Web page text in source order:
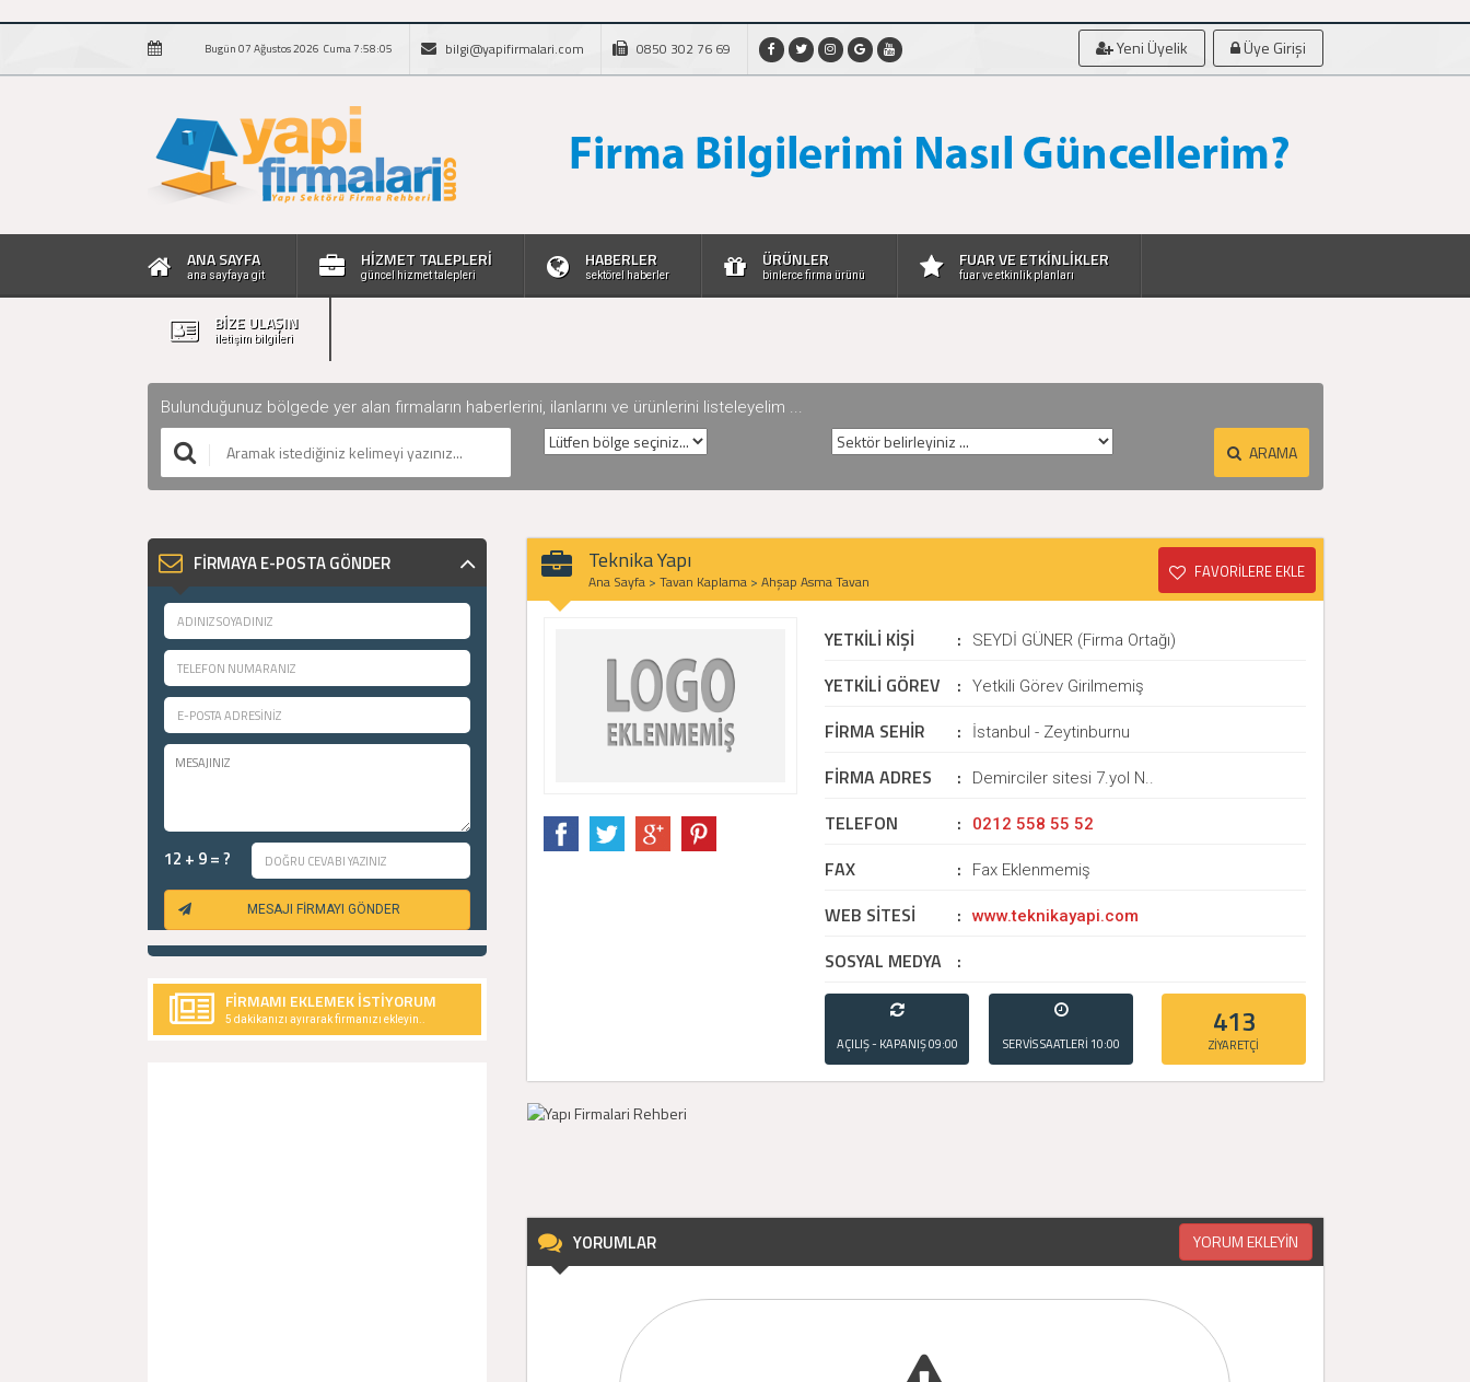
Bugün 07 Ağustos 2026 Cuma 7:58:06 bilgi@yapifirmalari.com 0850 302 76 69 Yeni Üyelik Üye Girişi
ANA SAYFA
ana sayfaya git
HİZMET TALEPLERİ
güncel hizmet talepleri
HABERLER
sektörel haberler
ÜRÜNLER
binlerce firma ürünü
FUAR VE ETKİNLİKLER
fuar ve etkinlik planları
BİZE ULAŞIN
iletişim bilgileri
Bulunduğunuz bölgede yer alan firmaların haberlerini, ilanlarını ve ürünlerini listeleyelim ...
ARAMA
FİRMAYA E-POSTA GÖNDER
12 + 9 = ?
MESAJI FİRMAYI GÖNDER
FİRMAMI EKLEMEK İSTİYORUM
5 dakikanızı ayırarak firmanızı ekleyin..
Teknika Yapı
Ana Sayfa > Tavan Kaplama> Ahşap Asma Tavan FAVORİLERE EKLE
YETKİLİ KİŞİ : SEYDİ GÜNER (Firma Ortağı)
YETKİLİ GÖREV : Yetkili Görev Girilmemiş
FİRMA SEHİR : İstanbul - Zeytinburnu
FİRMA ADRES : Demirciler sitesi 7.yol N..
TELEFON : 0212 558 55 52
FAX : Fax Eklenmemiş
WEB SİTESİ : www.teknikayapi.com
SOSYAL MEDYA :
AÇILIŞ - KAPANIŞ09:00
- 21:00
SERVİS SAATLERİ 10:00
- 20:00
413
ZİYARETÇİ
YORUMLAR YORUM EKLEYİN